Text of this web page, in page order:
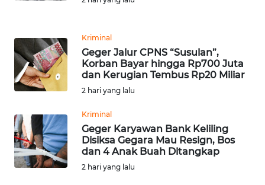
Kriminal
Geger Jalur CPNS “Susulan”,
Korban Bayar hingga Rp700 Juta
dan Kerugian Tembus Rp20 Miliar
2 hari yang lalu
Kriminal
Geger Karyawan Bank Keliling
Disiksa Gegara Mau Resign, Bos
dan 4 Anak Buah Ditangkap
2 hari yang lalu
KALTARA
WN
KALSEL
WN
KALTIM
WN
SULSEL